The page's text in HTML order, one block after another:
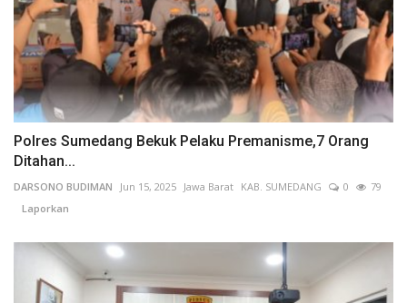
Polres Sumedang Bekuk Pelaku Premanisme,7 Orang
Ditahan...
DARSONO BUDIMAN Jun 15, 2025 Jawa Barat KAB. SUMEDANG 0
79
Laporkan